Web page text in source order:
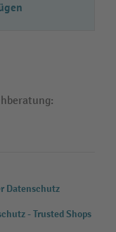
Datenschutz
- Trusted Shops